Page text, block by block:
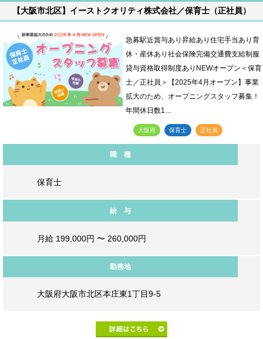
【大阪市北区】イーストクオリティ株式会社／保育士（正社員）
急募駅近賞与あり昇給あり住宅手当あり育
休・産休あり社会保険完備交通費支給制服
貸与資格取得制度ありNEWオープン＜保育
士／正社員＞【2025年4月オープン】事業
拡大のため、オープニングスタッフ募集！
年間休日数1…
大阪府 保育士 正社員
職 種
保育士
給 与
月給 199,000円 〜 260,000円
勤務地
大阪府大阪市北区本庄東1丁目9-5